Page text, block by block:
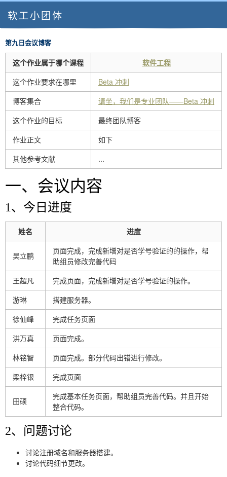
软工小团体
第九日会议博客
这个作业属于哪个课程
软件工程
这个作业要求在哪里
Beta 冲刺
博客集合
请坐，我们是专业团队——Beta 冲刺
这个作业的目标
最终团队博客
作业正文
如下
其他参考文献
...
一、会议内容
1、今日进度
姓名 进度
吴立鹏
页面完成，完成新增对是否学号验证的的操作，帮
助组员修改完善代码
王超凡
完成页面，完成新增对是否学号验证的操作。
游琳
搭建服务器。
徐仙峰
完成任务页面
洪万真
页面完成。
林铭智
页面完成。部分代码出错进行修改。
梁梓银
完成页面
田硕
完成基本任务页面，帮助组员完善代码。并且开始
整合代码。
2、问题讨论
讨论注册域名和服务器搭建。
讨论代码细节更改。